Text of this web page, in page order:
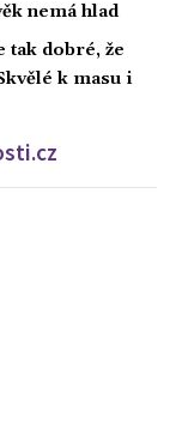
nemá hlad
dobré, že
k masu i